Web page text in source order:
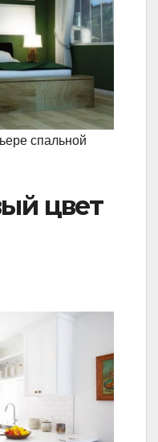
спальной
цвет